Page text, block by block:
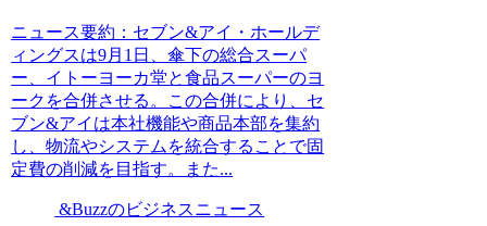
ニュース要約：セブン&アイ・ホールデ
ィングスは9月1日、傘下の総合スーパ
ー、イトーヨーカ堂と食品スーパーのヨ
ークを合併させる。この合併により、セ
ブン&アイは本社機能や商品本部を集約
し、物流やシステムを統合することで固
定費の削減を目指す。また...
&Buzzのビジネスニュース